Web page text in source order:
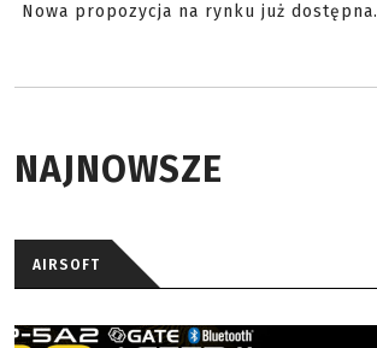
Nowa propozycja na rynku już dostępna.
NAJNOWSZE
AIRSOFT